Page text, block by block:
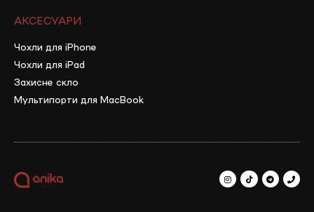
АКСЕСУАРИ
Чохли для iPhone
Чохли для iPad
Захисне скло
Мультипорти для MacBook